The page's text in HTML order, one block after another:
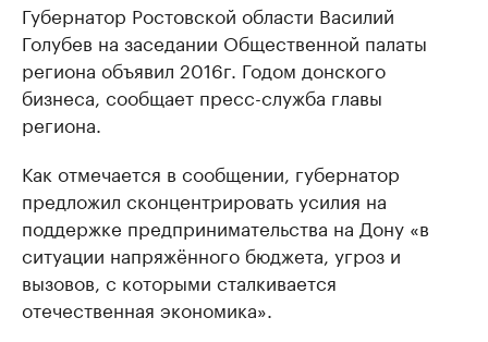
Губернатор Ростовской области Василий
Голубев на заседании Общественной палаты
региона объявил 2016г. Годом донского
бизнеса, сообщает пресс-служба главы
региона.
Как отмечается в сообщении, губернатор
предложил сконцентрировать усилия на
поддержке предпринимательства на Дону «в
ситуации напряжённого бюджета, угроз и
вызовов, с которыми сталкивается
отечественная экономика».